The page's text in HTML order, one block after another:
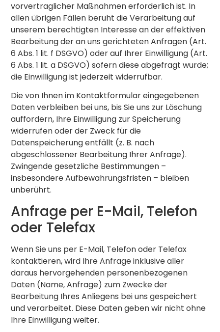
vorvertraglicher Maßnahmen erforderlich ist. In
allen übrigen Fällen beruht die Verarbeitung auf
unserem berechtigten Interesse an der effektiven
Bearbeitung der an uns gerichteten Anfragen (Art.
6 Abs. 1 lit. f DSGVO) oder auf Ihrer Einwilligung (Art.
6 Abs. 1 lit. a DSGVO) sofern diese abgefragt wurde;
die Einwilligung ist jederzeit widerrufbar.
Die von Ihnen im Kontaktformular eingegebenen
Daten verbleiben bei uns, bis Sie uns zur Löschung
auffordern, Ihre Einwilligung zur Speicherung
widerrufen oder der Zweck für die
Datenspeicherung entfällt (z. B. nach
abgeschlossener Bearbeitung Ihrer Anfrage).
Zwingende gesetzliche Bestimmungen –
insbesondere Aufbewahrungsfristen – bleiben
unberührt.
Anfrage per E-Mail, Telefon
oder Telefax
Wenn Sie uns per E-Mail, Telefon oder Telefax
kontaktieren, wird Ihre Anfrage inklusive aller
daraus hervorgehenden personenbezogenen
Daten (Name, Anfrage) zum Zwecke der
Bearbeitung Ihres Anliegens bei uns gespeichert
und verarbeitet. Diese Daten geben wir nicht ohne
Ihre Einwilligung weiter.